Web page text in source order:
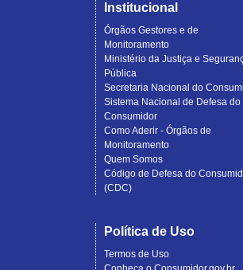
Institucional
Órgãos Gestores e de
Monitoramento
Ministério da Justiça e
Pública
Secretaria Nacional do
Sistema Nacional de Defesa do
Consumidor
Como Aderir - Órgãos de
Monitoramento
Quem Somos
Código de Defesa do
(CDC)
Política de Uso
Termos de Uso